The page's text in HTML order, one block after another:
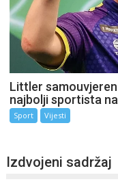
Littler
najbolji sportista
Sport Vijesti
Izdvojeni sadržaj